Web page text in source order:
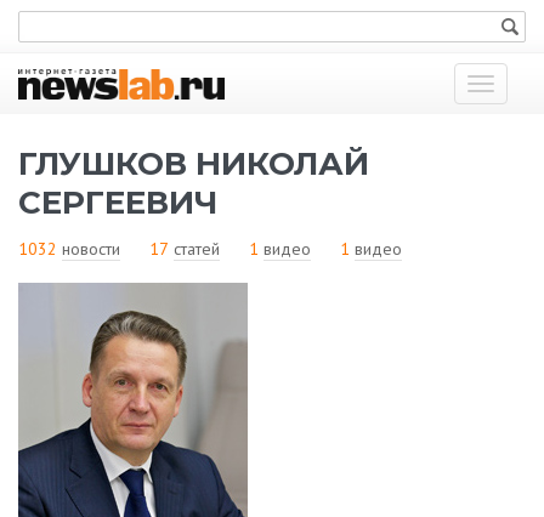
Показать
меню
ГЛУШКОВ НИКОЛАЙ
СЕРГЕЕВИЧ
1032 новости 17 статей 1 видео 1 видео